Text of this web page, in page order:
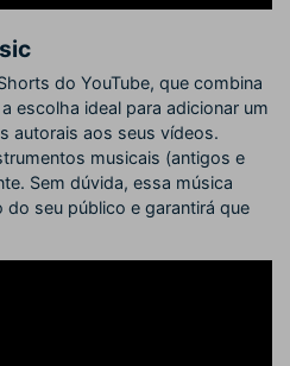
do YouTube, que combina
escolha ideal para adicionar um
autorais aos seus vídeos.
musicais (antigos e
Sem dúvida, essa música
do seu público e garantirá que